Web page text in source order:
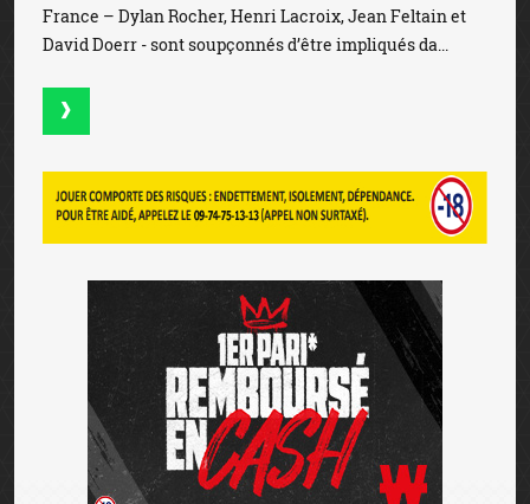
France – Dylan Rocher, Henri Lacroix, Jean Feltain et
David Doerr - sont soupçonnés d’être impliqués da...